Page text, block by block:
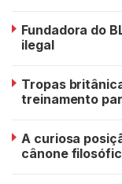
Fundadora do
ilegal
Tropas
treinamento
A curiosa
cânone